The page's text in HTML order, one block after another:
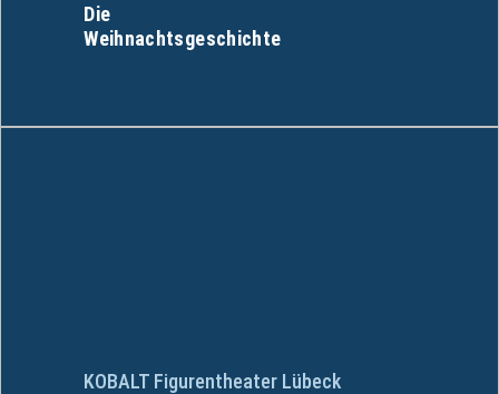
Die
Weihnachtsgeschichte
KOBALT Figurentheater Lübeck